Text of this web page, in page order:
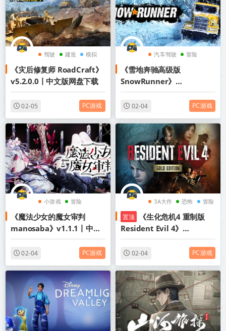
驾驶 建造 模拟
《​灾后修复师 RoadCraft》
v5.2.0.0丨中文版网盘下载
02-05 PC游戏
汽车驾驶 冒险
探索
《雪地奔驰高级版
SnowRunner》
v20260127-全DLC+送修改
器【单机+联机】丨中文版网
02-04 PC游戏
小游戏 冒险
视觉小说
《魔法少女的魔女审判
manosaba》v1.1.1丨中文
版网盘下载
02-04 PC游戏
3A大作 恐怖 冒险
置顶
《生化危机4 重制版
Resident Evil 4》
Build.21521672-全DLC+新
增艾达王DLC丨中文版网盘
02-04 PC游戏